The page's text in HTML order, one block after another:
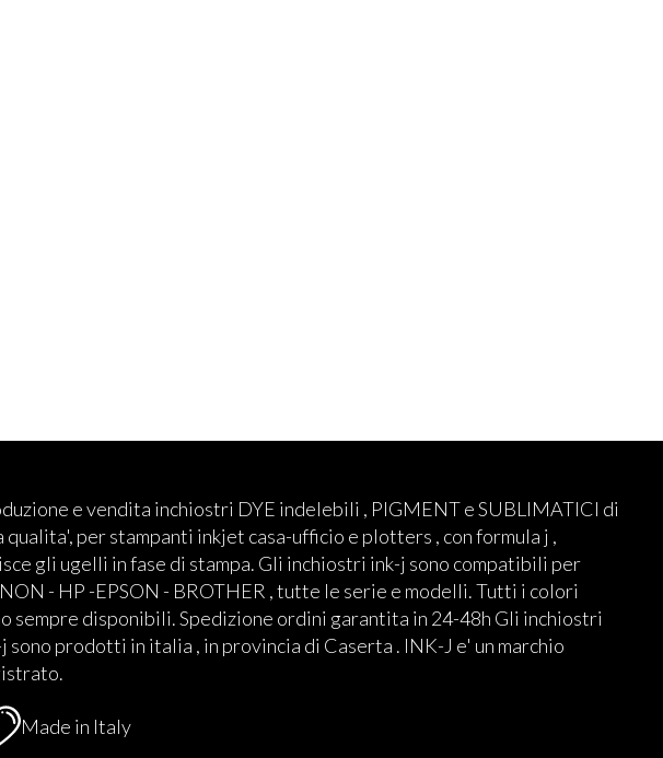
e vendita inchiostri DYE indelebili , PIGMENT e SUBLIMATICI di
qualita', per stampanti inkjet casa-ufficio e plotters , con formula j ,
gli ugelli in fase di stampa. Gli inchiostri ink-j sono compatibili per
- HP -EPSON - BROTHER , tutte le serie e modelli. Tutti i colori
sempre disponibili. Spedizione ordini garantita in 24-48h Gli inchiostri
sono prodotti in italia , in provincia di Caserta . INK-J e' un marchio
Made in Italy